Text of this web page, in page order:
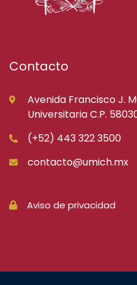
Contacto
Avenida Francisco J.
Universitaria C.P.
(+52) 443 322 3500
contacto@umich.mx
Aviso de privacidad